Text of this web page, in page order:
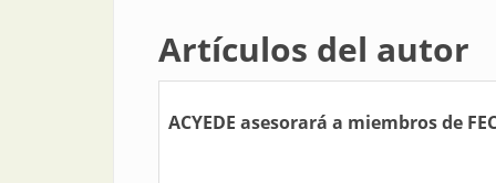
Artículos del autor
ACYEDE asesorará a miembros de